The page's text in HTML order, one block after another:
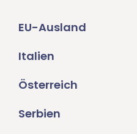
EU-Ausland
Italien
Österreich
Serbien